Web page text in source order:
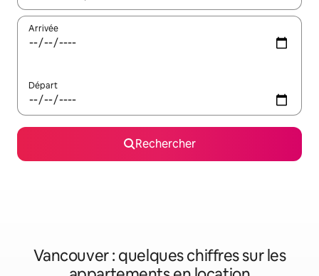
Arrivée
Départ
Rechercher
Vancouver : quelques chiffres sur les